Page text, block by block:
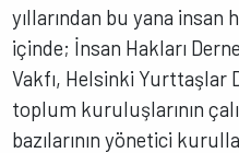
yıllarından bu yana insan
içinde; İnsan Hakları
Vakfı, Helsinki Yurttaşlar
toplum kuruluşlarının
bazılarının yönetici